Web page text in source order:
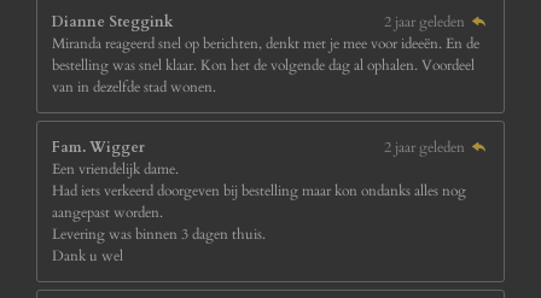
Dianne Steggink
2 jaar geleden
Miranda reageerd snel op berichten, denkt met je mee voor ideeën. En de
bestelling was snel klaar. Kon het de volgende dag al ophalen. Voordeel
van in dezelfde stad wonen.
Fam. Wigger
2 jaar geleden
Een vriendelijk dame.
Had iets verkeerd doorgeven bij bestelling maar kon ondanks alles nog
aangepast worden.
Levering was binnen 3 dagen thuis.
Dank u wel